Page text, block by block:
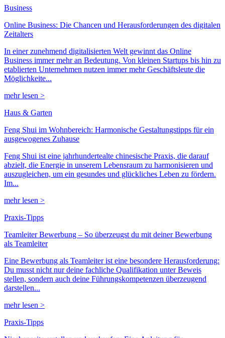
Business
Online Business: Die Chancen und Herausforderungen des digitalen
Zeitalters
In einer zunehmend digitalisierten Welt gewinnt das Online
Business immer mehr an Bedeutung. Von kleinen Startups bis hin zu
etablierten Unternehmen nutzen immer mehr Geschäftsleute die
Möglichkeite...
mehr lesen >
Haus & Garten
Feng Shui im Wohnbereich: Harmonische Gestaltungstipps für ein
ausgewogenes Zuhause
Feng Shui ist eine jahrhundertealte chinesische Praxis, die darauf
abzielt, die Energie in unserem Lebensraum zu harmonisieren und
auszugleichen, um ein gesundes und glückliches Leben zu fördern.
Im...
mehr lesen >
Praxis-Tipps
Teamleiter Bewerbung – So überzeugst du mit deiner Bewerbung
als Teamleiter
Eine Bewerbung als Teamleiter ist eine besondere Herausforderung:
Du musst nicht nur deine fachliche Qualifikation unter Beweis
stellen, sondern auch deine Führungskompetenzen überzeugend
darstellen...
mehr lesen >
Praxis-Tipps